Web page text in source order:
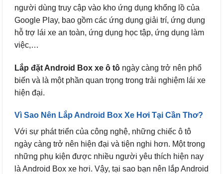
người dùng truy cập vào kho ứng dụng khổng lồ của
Google Play, bao gồm các ứng dụng giải trí, ứng dụng
hỗ trợ lái xe an toàn, ứng dụng học tập, ứng dụng làm
việc,…
Lắp đặt Android Box xe ô tô ngày càng trở nên phổ
biến và là một phần quan trọng trong trải nghiệm lái xe
hiện đại.
Vì Sao Nên Lắp Android Box Xe Hơi Tại Cần Thơ?
Với sự phát triển của công nghệ, những chiếc ô tô
ngày càng trở nên hiện đại và tiện nghi hơn. Một trong
những phụ kiện được nhiều người yêu thích hiện nay
là Android Box xe hơi. Vậy, tại sao bạn nên lắp Android